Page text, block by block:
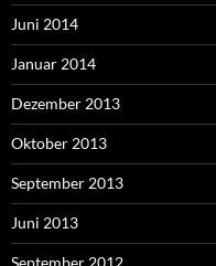
Juni 2014
Januar 2014
Dezember 2013
Oktober 2013
September 2013
Juni 2013